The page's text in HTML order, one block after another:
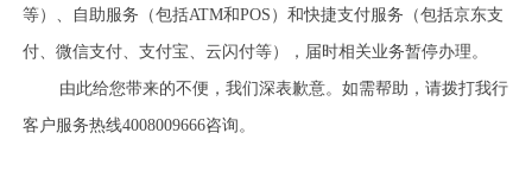
等）、自助服务（包括ATM和POS）和快捷支付服务（包括京东支
付、微信支付、支付宝、云闪付等），届时相关业务暂停办理。
由此给您带来的不便，我们深表歉意。如需帮助，请拨打我行
客户服务热线4008009666咨询。